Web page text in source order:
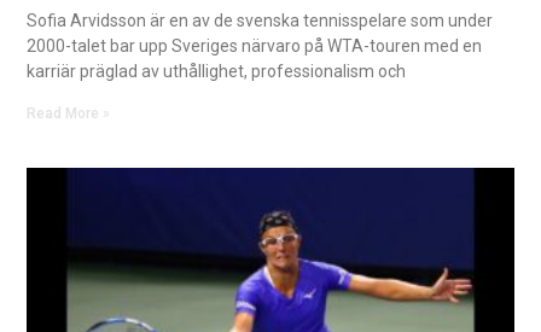
Sofia Arvidsson är en av de svenska tennisspelare som under
2000-talet bar upp Sveriges närvaro på WTA-touren med en
karriär präglad av uthållighet, professionalism och
Read More »